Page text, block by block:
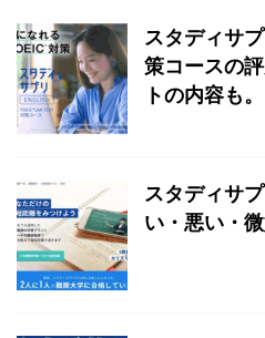
スタディサ
策コースの
トの内容も。
スタディサ
い・悪い・